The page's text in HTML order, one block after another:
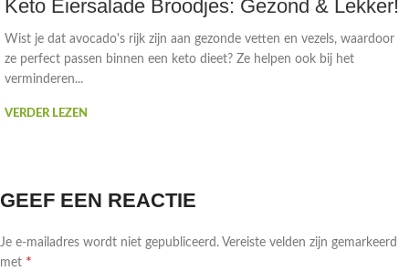
Keto Eiersalade Broodjes: Gezond & Lekker!
Wist je dat avocado's rijk zijn aan gezonde vetten en vezels, waardoor
ze perfect passen binnen een keto dieet? Ze helpen ook bij het
verminderen...
VERDER LEZEN
GEEF EEN REACTIE
Je e-mailadres wordt niet gepubliceerd. Vereiste velden zijn gemarkeerd
met *